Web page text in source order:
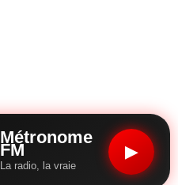
Métronome
FM
La radio, la vraie
▶